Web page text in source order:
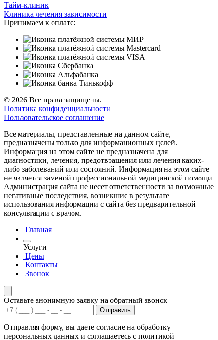
Тайм-клиник
Клиника лечения зависимости
Принимаем к оплате:
© 2026 Все права защищены.
Политика конфиденциальности
Пользовательское соглашение
Все материалы, представленные на данном сайте,
предназначены только для информационных целей.
Информация на этом сайте не предназначена для
диагностики, лечения, предотвращения или лечения каких-
либо заболеваний или состояний. Информация на этом сайте
не является заменой профессиональной медицинской помощи.
Администрация сайта не несет ответственности за возможные
негативные последствия, возникшие в результате
использования информации с сайта без предварительной
консультации с врачом.
Главная
Услуги
Цены
Контакты
Звонок
Оставьте анонимную заявку на обратный звонок
Отправить
Отправляя форму, вы даете согласие на обработку
персональных данных и соглашаетесь с политикой